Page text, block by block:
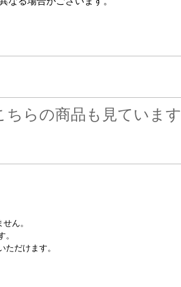
ちらの商品も見ています
ん。
。
ただけます。